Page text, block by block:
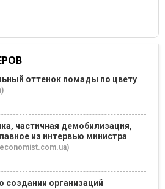
оттенок помады по цвету
частичная демобилизация,
из интервью министра
создании организаций